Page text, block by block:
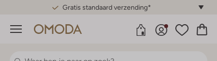
Gratis standaard verzending*
Menu